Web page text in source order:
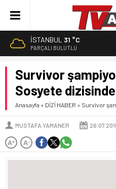
İSTANBUL 31 °C
PARÇALI BULUTLU
Survivor
Sosyete dizisinde
Anasayfa » DİZİ HABER » Survivor
MUSTAFA YAMANER
A+ A-